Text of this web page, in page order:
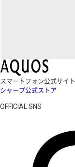
スマートフォン公式サイト
シャープ公式ストア
OFFICIAL SNS